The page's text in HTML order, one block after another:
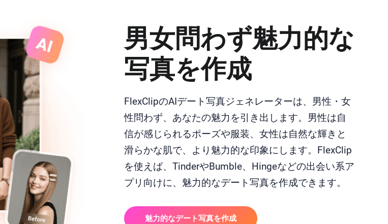
男女問わず魅力的な
写真を作成
FlexClipのAIデート写真ジェネレーターは、男性・女
性問わず、あなたの魅力を引き出します。男性は自
信が感じられるポーズや服装、女性は自然な輝きと
滑らかな肌で、より魅力的な印象にします。FlexClip
を使えば、TinderやBumble、Hingeなどの出会い系ア
プリ向けに、魅力的なデート写真を作成できます。
魅力的なデート写真を作成